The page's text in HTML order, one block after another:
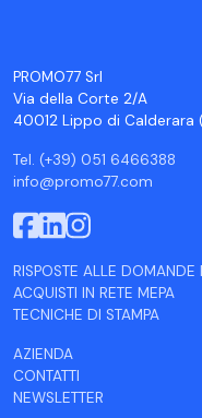
PROMO77 Srl
Via della Corte 2/A
40012 Lippo di Calderara
Tel. (+39) 051 6466388
info@promo77.com
RISPOSTE ALLE DOMANDE
ACQUISTI IN RETE MEPA
TECNICHE DI STAMPA
AZIENDA
CONTATTI
NEWSLETTER